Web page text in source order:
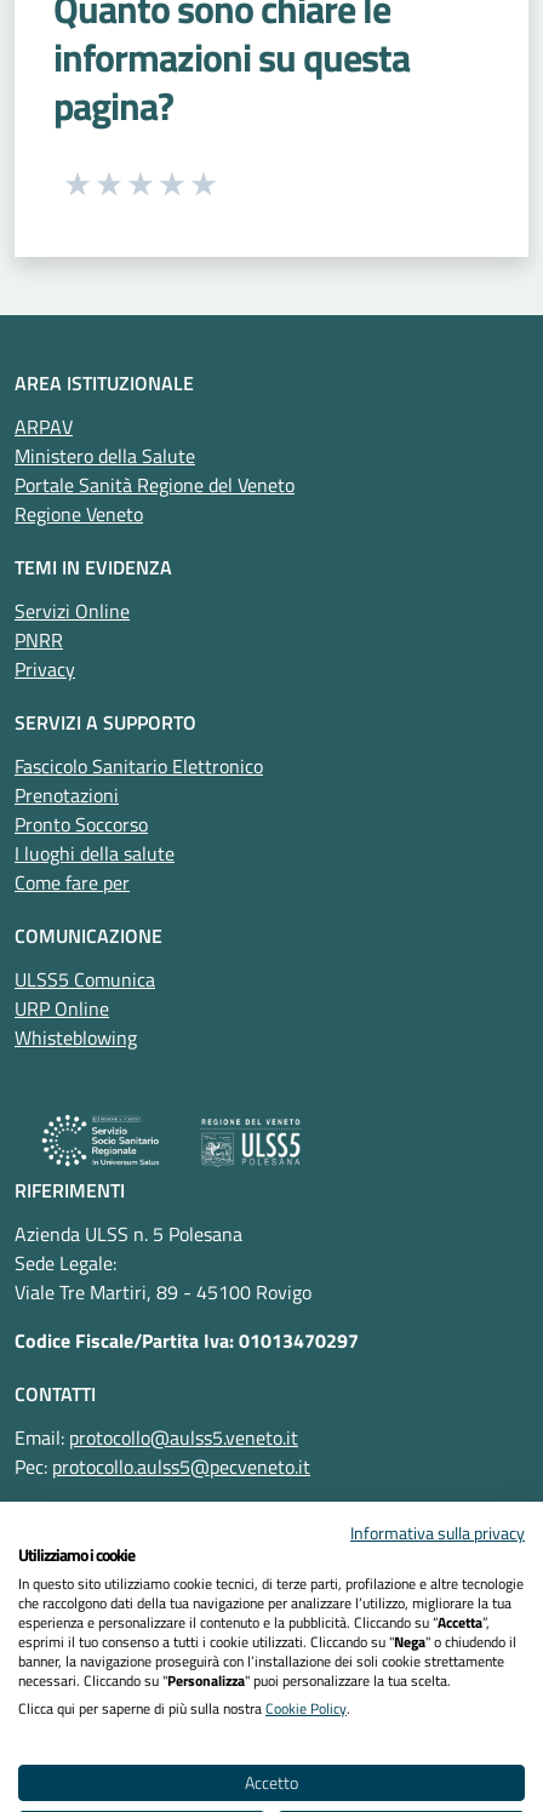
informazioni su questa
pagina?
Seleziona una valutazione da 1 a 5 stelle
AREA ISTITUZIONALE
ARPAV
Ministero della Salute
Portale Sanità Regione del Veneto
Regione Veneto
TEMI IN EVIDENZA
Servizi Online
PNRR
Privacy
SERVIZI A SUPPORTO
Fascicolo Sanitario Elettronico
Prenotazioni
Pronto Soccorso
I luoghi della salute
Come fare per
COMUNICAZIONE
ULSS5 Comunica
URP Online
Whisteblowing
RIFERIMENTI
Azienda ULSS n. 5 Polesana
Sede Legale:
Viale Tre Martiri, 89 - 45100 Rovigo
Codice Fiscale/Partita Iva: 01013470297
CONTATTI
Email: protocollo@aulss5.veneto.it
Pec: protocollo.aulss5@pecveneto.it
Informativa privacy
Dichiarazione di accessibilità
Informativa sulla privacy
Utilizziamo i cookie
In questo sito utilizziamo cookie tecnici, di terze parti, profilazione e altre tecnologie
che raccolgono dati della tua navigazione per analizzare l’utilizzo, migliorare la tua
esperienza e personalizzare il contenuto e la pubblicità. Cliccando su “Accetta”,
esprimi il tuo consenso a tutti i cookie utilizzati. Cliccando su "Nega" o chiudendo il
banner, la navigazione proseguirà con l’installazione dei soli cookie strettamente
necessari. Cliccando su "Personalizza" puoi personalizzare la tua scelta.
Clicca qui per saperne di più sulla nostraCookie Policy.
Accetto